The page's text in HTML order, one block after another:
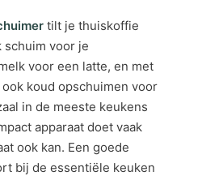
tilt je thuiskoffie
schuim voor je
voor een latte, en met
koud opschuimen voor
in de meeste keukens
apparaat doet vaak
ook kan. Een goede
bij de essentiële keuken